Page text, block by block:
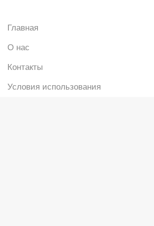
Главная
О нас
Контакты
Условия использования